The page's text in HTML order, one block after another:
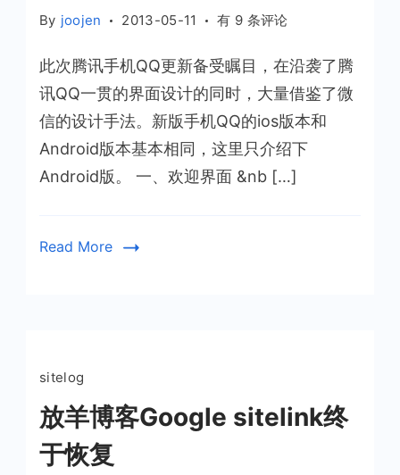
By joojen 2013-05-11
手
QQ2013
V4.1
开
向
微
有 9 条评论
此次腾讯手机QQ更新备受瞩目，在沿袭了腾
讯QQ一贯的界面设计的同时，大量借鉴了微
信的设计手法。新版手机QQ的ios版本和
Android版本基本相同，这里只介绍下
Android版。 一、欢迎界面 &nb […]
Read More
sitelog
放羊博客Google sitelink终
于恢复